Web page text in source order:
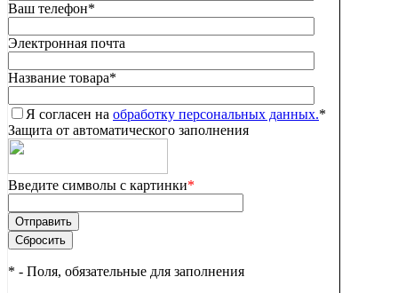
Ваш телефон*
Электронная почта
Название товара*
Я согласен на обработку персональных данных.*
Защита от автоматического заполнения
Введите символы с картинки*
* - Поля, обязательные для заполнения